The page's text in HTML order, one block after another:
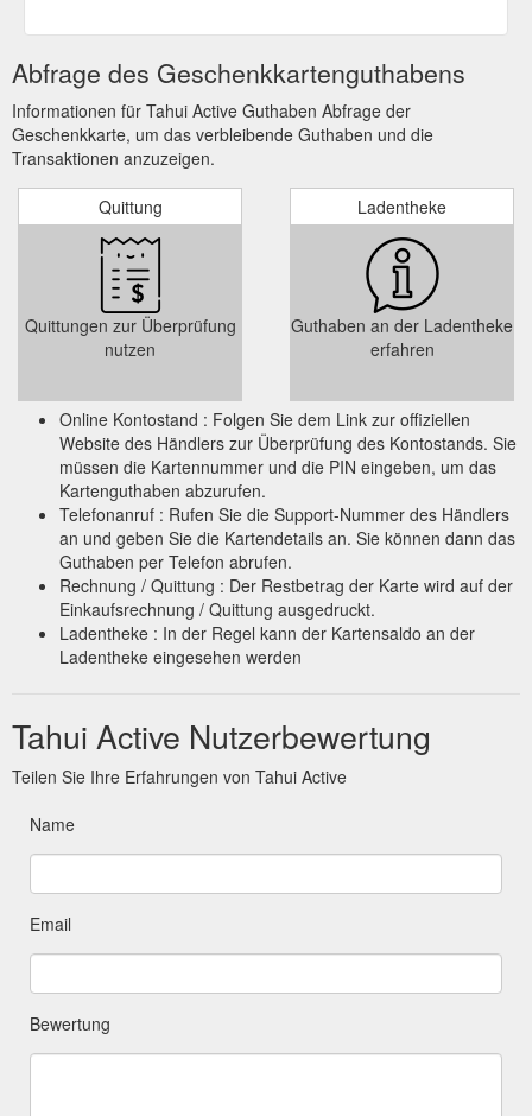
Abfrage des Geschenkkartenguthabens
Informationen für Tahui Active Guthaben Abfrage der
Geschenkkarte, um das verbleibende Guthaben und die
Transaktionen anzuzeigen.
Quittung
Quittungen zur Überprüfung
nutzen
Ladentheke
Guthaben an der Ladentheke
erfahren
Online Kontostand : Folgen Sie dem Link zur offiziellen
Website des Händlers zur Überprüfung des Kontostands. Sie
müssen die Kartennummer und die PIN eingeben, um das
Kartenguthaben abzurufen.
Telefonanruf : Rufen Sie die Support-Nummer des Händlers
an und geben Sie die Kartendetails an. Sie können dann das
Guthaben per Telefon abrufen.
Rechnung / Quittung : Der Restbetrag der Karte wird auf der
Einkaufsrechnung / Quittung ausgedruckt.
Ladentheke : In der Regel kann der Kartensaldo an der
Ladentheke eingesehen werden
Tahui Active Nutzerbewertung
Teilen Sie Ihre Erfahrungen von Tahui Active
Name
Email
Bewertung